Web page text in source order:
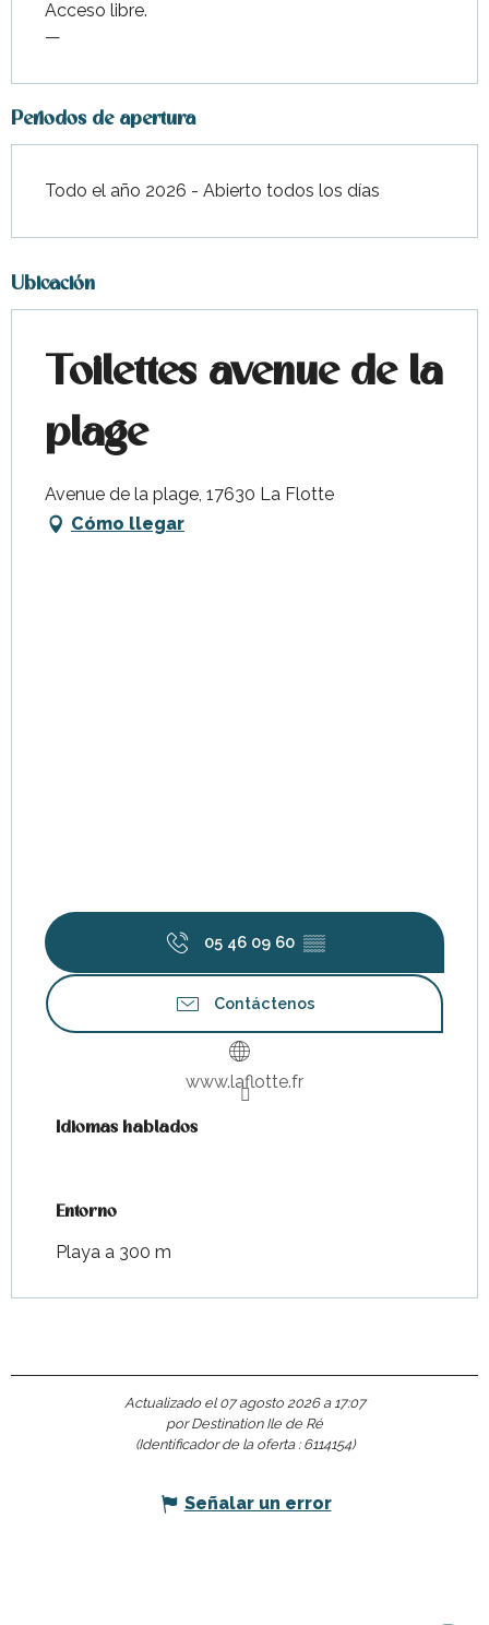
Acceso libre.
—
Periodos de apertura
Todo el año 2026 - Abierto todos los días
Ubicación
Toilettes avenue de la
plage
Avenue de la plage, 17630 La Flotte
Cómo llegar
05 46 09 60 ▒▒
Contáctenos
www.laflotte.fr
Idiomas hablados
Idiomas hablados
Entorno
Entorno
Playa a 300 m
Actualizado el 07 agosto 2026 a 17:07
por Destination Ile de Ré
(Identificador de la oferta : 6114154)
Señalar un error